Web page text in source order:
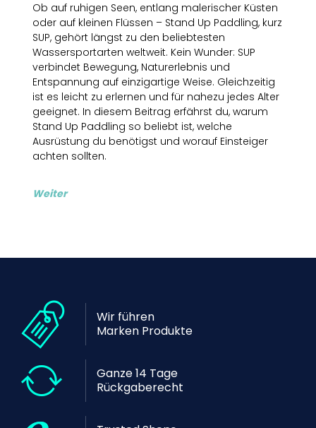
Ob auf ruhigen Seen, entlang malerischer Küsten
oder auf kleinen Flüssen – Stand Up Paddling, kurz
SUP, gehört längst zu den beliebtesten
Wassersportarten weltweit. Kein Wunder: SUP
verbindet Bewegung, Naturerlebnis und
Entspannung auf einzigartige Weise. Gleichzeitig
ist es leicht zu erlernen und für nahezu jedes Alter
geeignet. In diesem Beitrag erfährst du, warum
Stand Up Paddling so beliebt ist, welche
Ausrüstung du benötigst und worauf Einsteiger
achten sollten.
Weiter
Wir führen
Marken Produkte
Ganze 14 Tage
Rückgaberecht